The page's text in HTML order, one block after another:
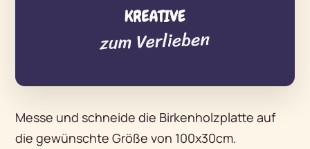
Messe und schneide die Birkenholzplatte auf
die gewünschte Größe von 100x30cm.